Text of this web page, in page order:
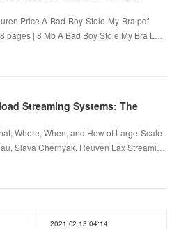
Price A-Bad-Boy-Stole-My-Bra.pdf
pages | 8 Mb A Bad Boy Stole My Bra L…
Streaming Systems: The
Where, When, and How of Large-Scale
Slava Chernyak, Reuven Lax Streami…
2021.02.13 04:14